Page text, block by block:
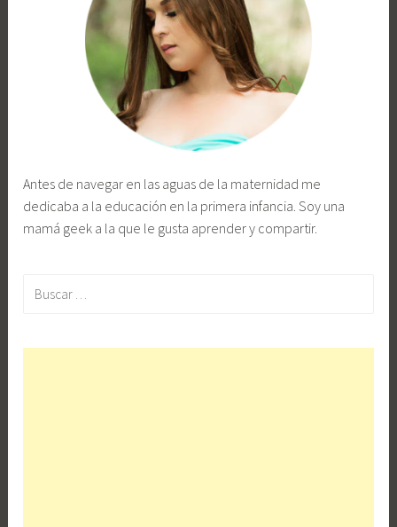
Antes de navegar en las aguas de la maternidad me
dedicaba a la educación en la primera infancia. Soy una
mamá geek a la que le gusta aprender y compartir.